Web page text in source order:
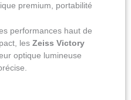
premium, portabilité
performances haut de
les Zeiss Victory
optique lumineuse